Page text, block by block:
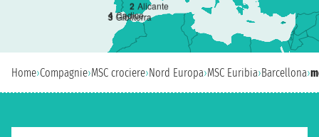
2 Alicante
3 Gibilterra
4 Cadice
Home›Compagnie›MSC crociere›Nord Europa›MSC Euribia›Barcellona›